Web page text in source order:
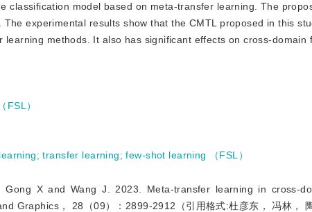
classification model based on meta-transfer learning. The
experimental results show that the CMTL proposed in this
methods. It also has significant effects on cross-domain
FSL）
;transfer learning;few-shot learning （FSL）
X and Wang J. 2023. Meta-transfer learning in cross-
Graphics， 28（09）：2899-2912（引用格式:杜彦东， 冯林，